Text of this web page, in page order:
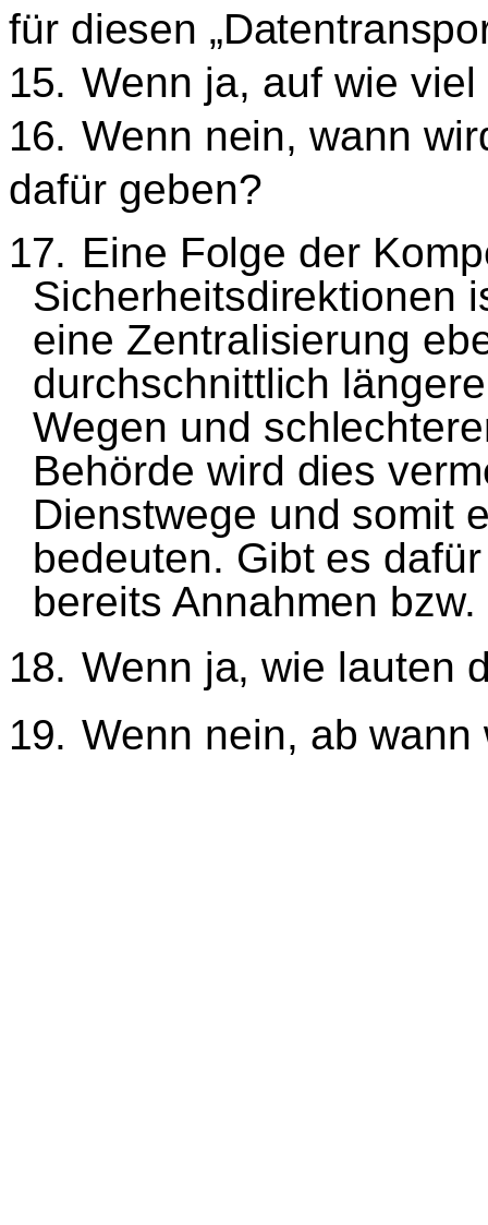
für diesen „
15. Wenn ja, auf wie
16. Wenn nein, wann
dafür geben?
17. Eine Folge der
Sicherheitsdirektionen
eine Zentralisierung
durchschnittlich lä
Wegen und
Behörde wird dies
Dienstwege und somit
bedeuten. Gibt es dafür
bereits Annahmen
18. Wenn ja, wie lauten
19. Wenn nein, ab